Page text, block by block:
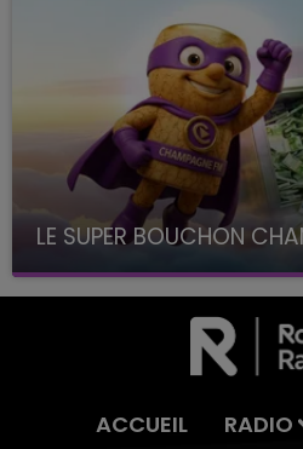
LE SUPER BOUCHON
avec La Famille
ACCUEIL RADIO